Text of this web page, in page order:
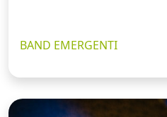
BAND EMERGENTI